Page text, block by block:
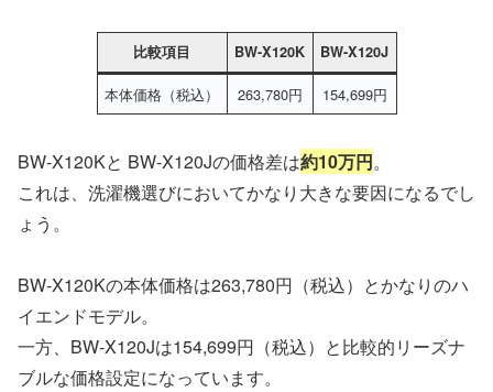
比較項目 BW-X120K BW-X120J
本体価格（税込） 263,780円 154,699円
BW-X120Kと BW-X120Jの価格差は約10万円。
これは、洗濯機選びにおいてかなり大きな要因になるでし
ょう。
BW-X120Kの本体価格は263,780円（税込）とかなりのハ
イエンドモデル。
一方、BW-X120Jは154,699円（税込）と比較的リーズナ
ブルな価格設定になっています。